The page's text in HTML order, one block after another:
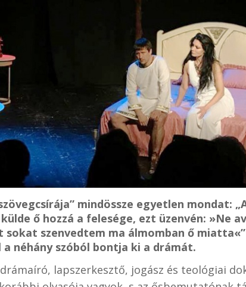
mindössze egyetlen mondat:
ő hozzá a felesége, ezt üzenvén: »Ne
szenvedtem ma álmomban ő miatta«”
a néhány szóból bontja ki a drámát.
lapszerkesztő, jogász és teológiai